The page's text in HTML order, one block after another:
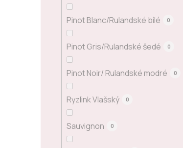
Pinot Blanc/Rulandské bílé 0
Pinot Gris/Rulandské šedé 0
Pinot Noir/ Rulandské modré 0
Ryzlink Vlašský 0
Sauvignon 0